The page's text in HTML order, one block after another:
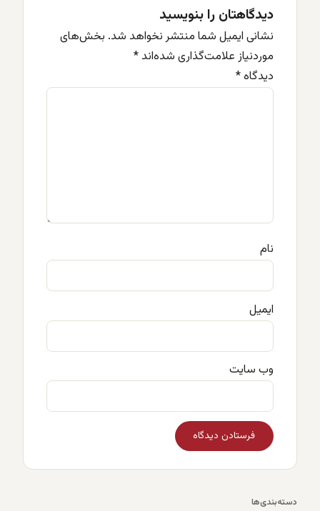
دیدگاهتان را بنویسید
نشانی ایمیل شما منتشر نخواهد شد. بخش‌های
موردنیاز علامت‌گذاری شده‌اند *
دیدگاه*
نام
ایمیل
وب‌ سایت
دسته‌بندی‌ها